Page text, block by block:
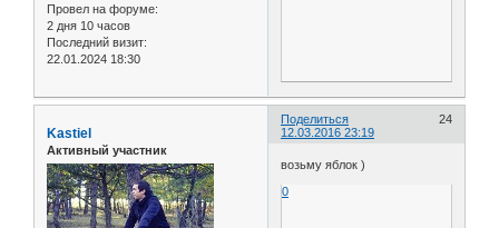
Провел на форуме:
2 дня 10 часов
Последний визит:
22.01.2024 18:30
Поделиться
24
12.03.2016 23:19
Kastiel
Активный участник
возьму яблок )
0